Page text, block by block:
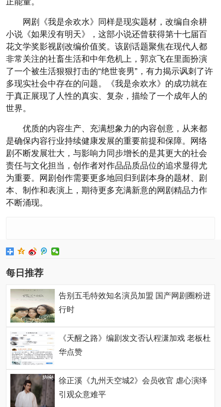
网剧《我是余欢水》同样是现实题材，改编自余耕
小说《如果没有明天》，这部小说还曾获得第十七届百
花文学奖影视剧改编价值奖。该剧话题聚焦在现代人都
非常关注的社畜生活和中年危机上，郭京飞在里面扮演
了一个被生活狠狠打击的“绝世丧男”，有力揭示讽刺了许
多现实社会中存在的问题。《我是余欢水》的成功就在
于真正展现了人性的真实、复杂，描绘了一个成年人的
世界。
优质的内容生产、充满想象力的内容创意，从来都
是确保内容行业持续健康发展的重要前提和保障。网络
剧不断发展壮大，与影响力同步增长的是其更大的社会
责任与文化担当，创作者对作品品质品位的追求显得尤
为重要。网剧创作需要更多地回归到剧本身的题材、剧
本、制作和表演上，期待更多充满新意的网剧精品力作
不断涌现。
每日推荐
告别五毛特效知名演员加盟 国产网剧圈粉进
行时
《天醒之路》编剧发文否认程潇加戏 老板杜
华点赞
徐正溪《九州天空城2》会员收官 虐心演绎
引观众意难平